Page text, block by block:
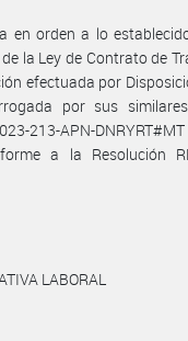
en orden a lo
la Ley de Contrato de
efectuada por
por sus
213-APN-
a la Resolución
LABORAL